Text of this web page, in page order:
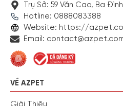
Trụ Sở: 59 Văn Cao, Ba
Hotline: 0888083388
Website: https://
Email:
VỀ AZPET
Giới Thiệu